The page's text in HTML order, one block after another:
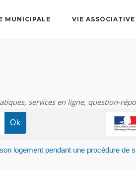
MUNICIPALE VIE ASSOCIATIVE
services en ligne, question-
logement pendant une procédure de